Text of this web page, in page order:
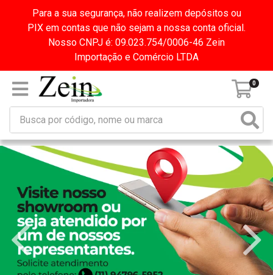
Para a sua segurança, não realizem depósitos ou
PIX em contas que não sejam a nossa conta oficial.
Nosso CNPJ é: 09.023.754/0006-46 Zein
Importação e Comércio LTDA
0